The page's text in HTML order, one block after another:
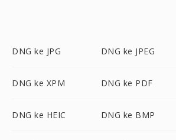
DNG ke JPG DNG ke JPEG
DNG ke XPM DNG ke PDF
DNG ke HEIC DNG ke BMP